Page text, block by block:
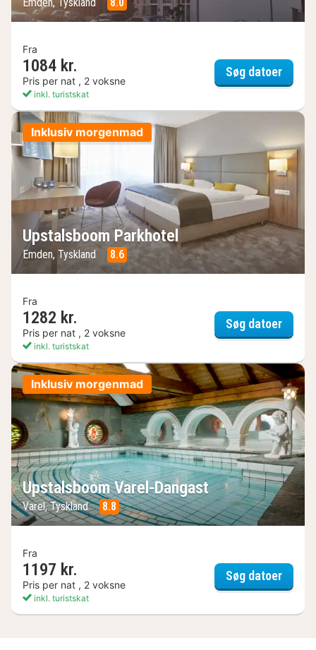
Fra
1084 kr.
Pris per nat , 2 voksne
inkl. turistskat
Søg datoerHotel
Inklusiv morgenmad
Upstalsboom Parkhotel
Emden, Tyskland 8.6
Fra
1282 kr.
Pris per nat , 2 voksne
inkl. turistskat
Søg datoer
Inklusiv morgenmad
Upstalsboom Varel-Dangast
Varel, Tyskland 8.8
Fra
1197 kr.
Pris per nat , 2 voksne
inkl. turistskat
Søg datoer